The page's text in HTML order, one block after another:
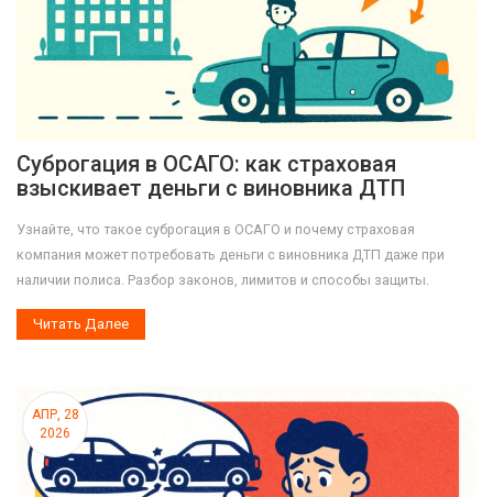
Суброгация в ОСАГО: как страховая
взыскивает деньги с виновника ДТП
Узнайте, что такое суброгация в ОСАГО и почему страховая
компания может потребовать деньги с виновника ДТП даже при
наличии полиса. Разбор законов, лимитов и способы защиты.
Читать Далее
АПР, 28
2026